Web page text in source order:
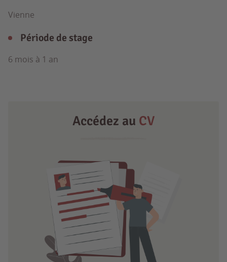
Vienne
Période de stage
6 mois à 1 an
Accédez au CV